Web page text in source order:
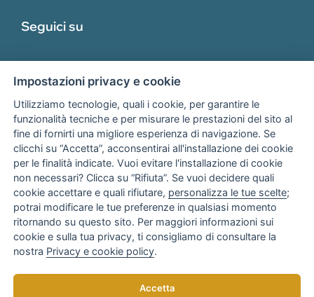
Seguici su
Associato
AR Consulenza Bari
Impostazioni privacy e cookie
Utilizziamo tecnologie, quali i cookie, per garantire le
funzionalità tecniche e per misurare le prestazioni del sito al
fine di fornirti una migliore esperienza di navigazione. Se
clicchi su “Accetta”, acconsentirai all'installazione dei cookie
per le finalità indicate. Vuoi evitare l'installazione di cookie
non necessari? Clicca su “Rifiuta”. Se vuoi decidere quali
cookie accettare e quali rifiutare, personalizza le tue scelte;
potrai modificare le tue preferenze in qualsiasi momento
ritornando su questo sito. Per maggiori informazioni sui
cookie e sulla tua privacy, ti consigliamo di consultare la
nostra Privacy e cookie policy.
Accetta